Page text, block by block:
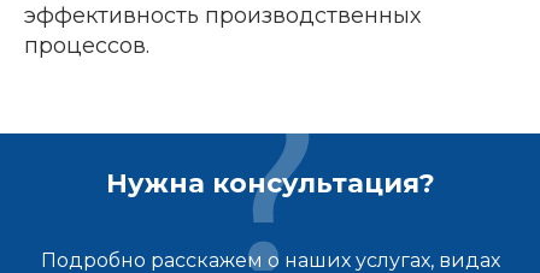
эффективность производственных
процессов.
Нужна консультация?
Подробно расскажем о наших услугах, видах